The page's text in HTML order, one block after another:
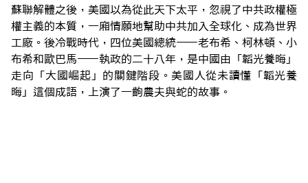
蘇聯解體之後，美國以為從此天下太平，忽視了中共政權極
權主義的本質，一廂情願地幫助中共加入全球化、成為世界
工廠。後冷戰時代，四位美國總統——老布希、柯林頓、小
布希和歐巴馬——執政的二十八年，是中國由「韜光養晦」
走向「大國崛起」的關鍵階段。美國人從未讀懂「韜光養
晦」這個成語，上演了一齣農夫與蛇的故事。